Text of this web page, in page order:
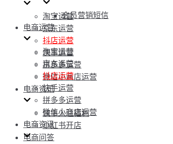
淘宝运营
京东运营
抖店运营
快手运营
拼多多运营
微信小商店运营
电商资讯
快手入驻福利
小红书开店
电商问答
会员营销短信
电商运营
淘宝运营
京东运营
抖店运营
快手运营
拼多多运营
微信小商店运营
电商资讯